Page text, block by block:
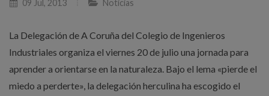
09 Jul, 2013 Noticias
La Delegación de A Coruña del Colegio de Ingenieros
Industriales organiza el viernes 20 de julio una jornada para
aprender a orientarse en la naturaleza. Bajo el lema «pierde el
miedo a perderte», la delegación herculina ha escogido el